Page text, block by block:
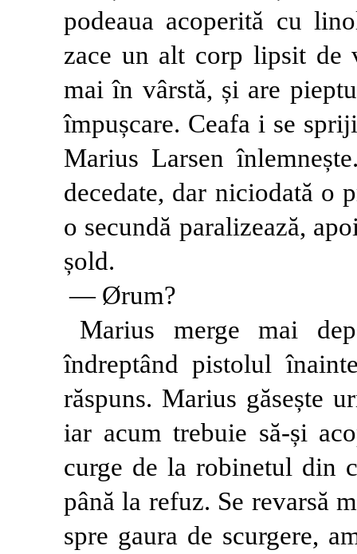
podeaua acoperită cu
zace un alt corp lipsit de
mai în vârstă, și are
împușcare. Ceafa i se
Marius Larsen
decedate, dar niciodată o
o secundă paralizează,
șold.
— Ørum?
Marius merge mai
îndreptând pistolul
răspuns. Marius găsește
iar acum trebuie să-și
curge de la robinetul din
până la refuz. Se revarsă
spre gaura de scurgere,